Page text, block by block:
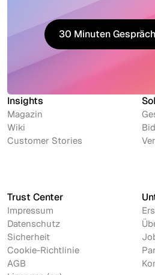
30 Minuten
30 Minuten
Insights
Magazin
Wiki
Customer Stories
Trust Center
Impressum
Datenschutz
Sicherheit
Cookie-Richtlinie
AGB